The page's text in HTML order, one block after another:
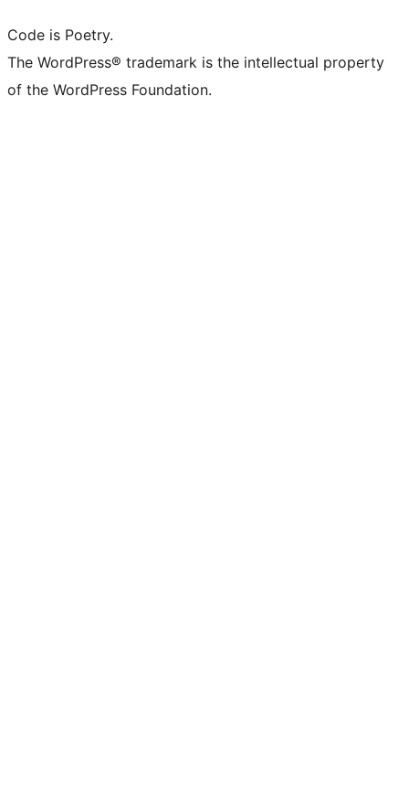
Code is Poetry.
The WordPress® trademark is the intellectual property
of the WordPress Foundation.